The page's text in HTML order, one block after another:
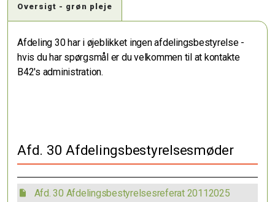
Oversigt - grøn pleje
Afdeling 30 har i øjeblikket ingen afdelingsbestyrelse -
hvis du har spørgsmål er du velkommen til at kontakte
B42's administration.
Afd. 30 Afdelingsbestyrelsesmøder
Afd. 30 Afdelingsbestyrelsesreferat 20112025